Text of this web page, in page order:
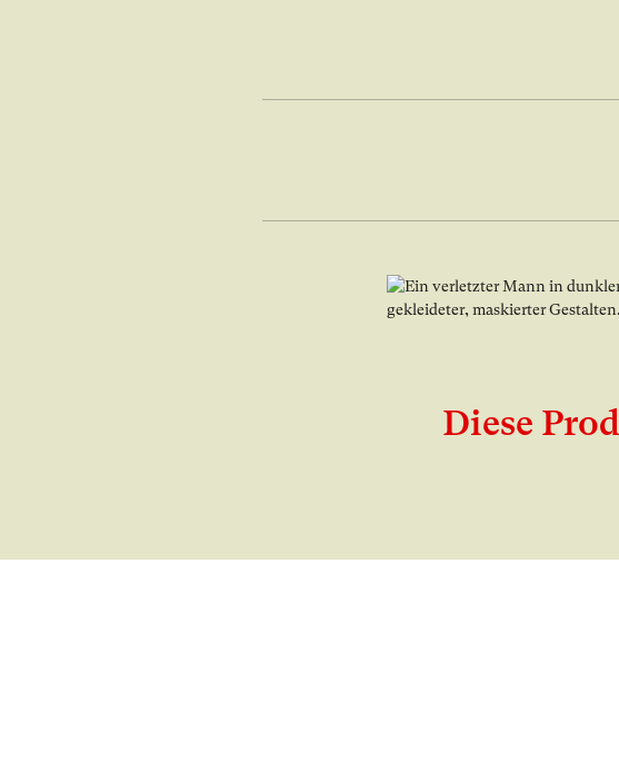
Diese